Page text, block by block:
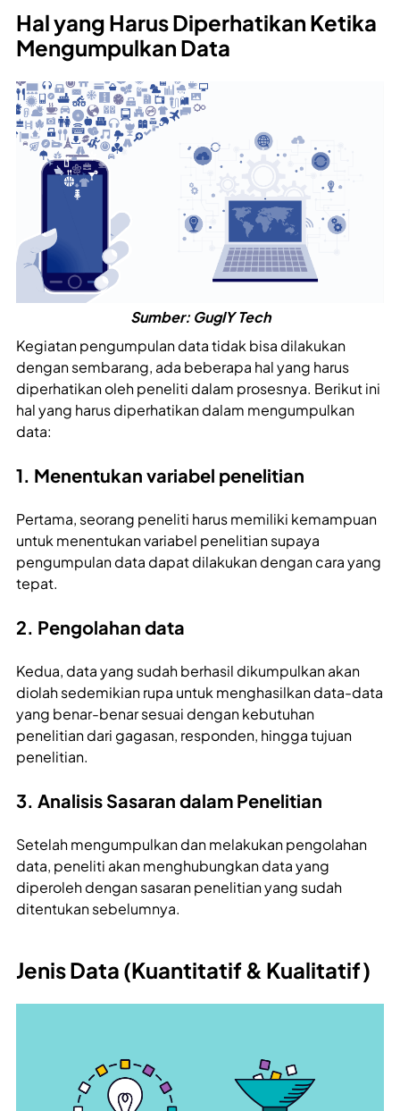
Hal yang Harus Diperhatikan Ketika
Mengumpulkan Data
Sumber: GuglY Tech
Kegiatan pengumpulan data tidak bisa dilakukan
dengan sembarang, ada beberapa hal yang harus
diperhatikan oleh peneliti dalam prosesnya. Berikut ini
hal yang harus diperhatikan dalam mengumpulkan
data:
1. Menentukan variabel penelitian
Pertama, seorang peneliti harus memiliki kemampuan
untuk menentukan variabel penelitian supaya
pengumpulan data dapat dilakukan dengan cara yang
tepat.
2. Pengolahan data
Kedua, data yang sudah berhasil dikumpulkan akan
diolah sedemikian rupa untuk menghasilkan data-data
yang benar-benar sesuai dengan kebutuhan
penelitian dari gagasan, responden, hingga tujuan
penelitian.
3. Analisis Sasaran dalam Penelitian
Setelah mengumpulkan dan melakukan pengolahan
data, peneliti akan menghubungkan data yang
diperoleh dengan sasaran penelitian yang sudah
ditentukan sebelumnya.
Jenis Data (Kuantitatif & Kualitatif)